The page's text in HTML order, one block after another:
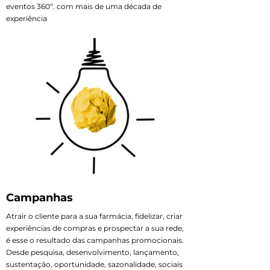
eventos 360º. com mais de uma década de
experiência
Campanhas
Atrair o cliente para a sua farmácia, fidelizar, criar
experiências de compras e prospectar a sua rede,
é esse o resultado das campanhas promocionais.
Desde pesquisa, desenvolvimento, lançamento,
sustentação, oportunidade, sazonalidade, sociais